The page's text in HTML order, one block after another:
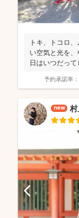
トキ、トコロ
い空気と光を
日はいつだっ
予約承諾率：
new